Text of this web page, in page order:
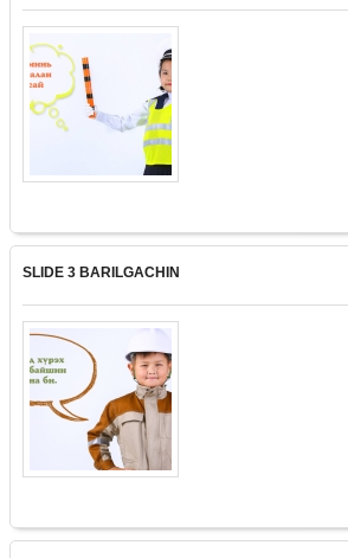
SLIDE 3 BARILGACHIN